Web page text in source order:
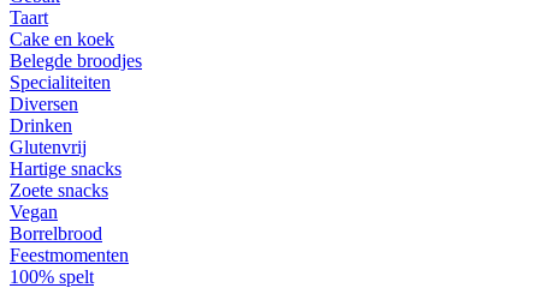
Taart
Cake en koek
Belegde broodjes
Specialiteiten
Diversen
Drinken
Glutenvrij
Hartige snacks
Zoete snacks
Vegan
Borrelbrood
Feestmomenten
100% spelt